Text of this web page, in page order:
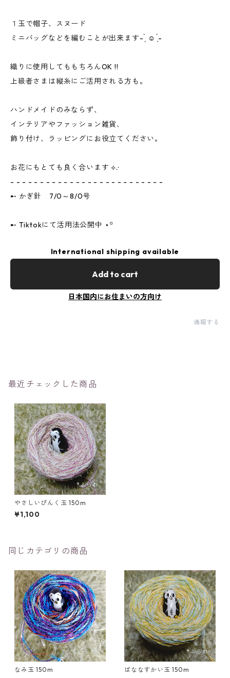
１玉で帽子、スヌード
ミニバッグなどを編むことが出来ます- ̗̀ ☺︎ ̖́-
織りに使用してももちろんOK !!
上級者さまは縦糸にご活用される方も。
ハンドメイドのみならず、
インテリアやファッション雑貨、
飾り付け、ラッピングにお役立てください。
お花にもとても良く合います ⟡.·
- - - - - - - - - - - - - - - - - - - - - - - - - -
➸ かぎ針 7/0～8/0号
➸ Tiktokにて活用法公開中 ‎⋆꙳
International shipping available
Add to cart
日本国内にお住まいの方向け
通報する
最近チェックした商品
やさしいぴんく玉 150m
¥1,100
同じカテゴリの商品
なみ玉 150m ばななすかい玉 150m